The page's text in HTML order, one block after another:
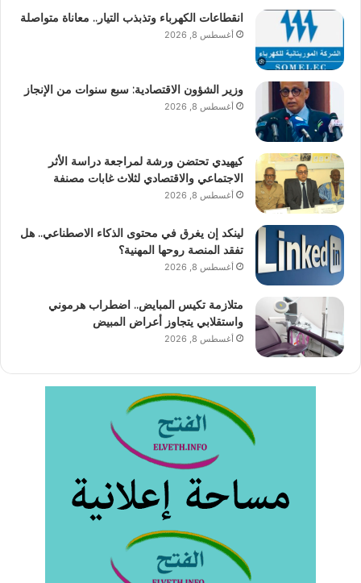
انقطاعات الكهرباء وتذبذب التيار.. معاناة متواصلة
أغسطس 8, 2026
وزير الشؤون الاقتصادية: سبع سنوات من الإنجاز
أغسطس 8, 2026
كيهيدي تحتضن ورشة لمراجعة دراسة الأثر
الاجتماعي والاقتصادي لثلاث غابات مصنفة
أغسطس 8, 2026
لينكد إن يغرق في محتوى الذكاء الاصطناعي.. هل
تفقد المنصة روحها المهنية؟
أغسطس 8, 2026
متلازمة تكيس المبايض.. اضطراب هرموني
واستقلابي يتجاوز أعراض المبيض
أغسطس 8, 2026